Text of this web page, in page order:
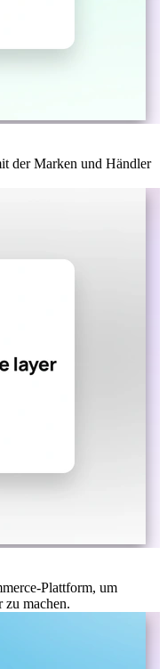
der Marken und Händler
Plattform, um
zu machen.